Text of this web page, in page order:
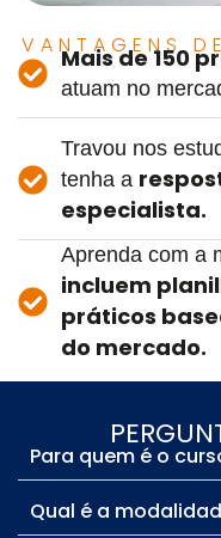
VANTAGENS
Mais de 150
atuam no
Travou nos
tenha a
especialista.
Aprenda com a
incluem
práticos
do mercado.
Para quem é o
Qual é a